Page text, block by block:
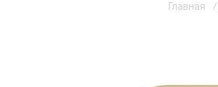
Главная